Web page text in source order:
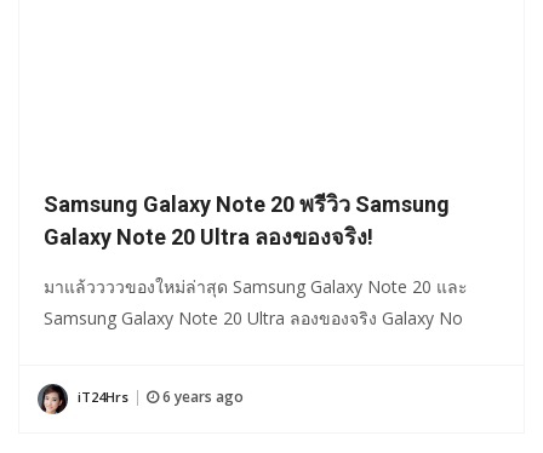
Samsung Galaxy Note 20 พรีวิว Samsung
Galaxy Note 20 Ultra ลองของจริง!
มาแล้ววววของใหม่ล่าสุด Samsung Galaxy Note 20 และ
Samsung Galaxy Note 20 Ultra ลองของจริง Galaxy No
iT24Hrs 6 years ago